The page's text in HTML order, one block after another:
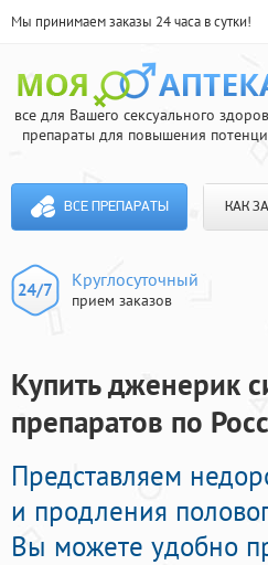
Мы принимаем заказы 24 часа в сутки!
все для Вашего сексуального
препараты для повышения
ВСЕ ПРЕПАРАТЫ КАК
Круглосуточный
прием заказов
Купить дженерик
препаратов по
Представляем
и продления
Вы можете удобно